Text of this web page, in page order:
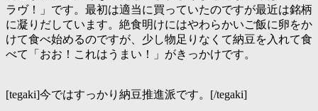
ラヴ！」です。最初は適当に買っていたのですが最近は銘柄
に凝りだしています。絶食明けにはやわらかいご飯に卵をか
けて食べ始めるのですが、少し物足りなくて納豆を入れて食
べて「おお！これはうまい！」がきっかけです。
[tegaki]今ではすっかり納豆推進派です。[/tegaki]